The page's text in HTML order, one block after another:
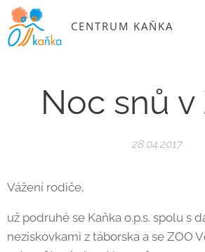
CENTRUM KAŇKA
Noc snů v
28.04.2017
Vážení rodiče,
už podruhé se Kaňka o.p.s. spolu s
neziskovkami z táborska a se ZOO